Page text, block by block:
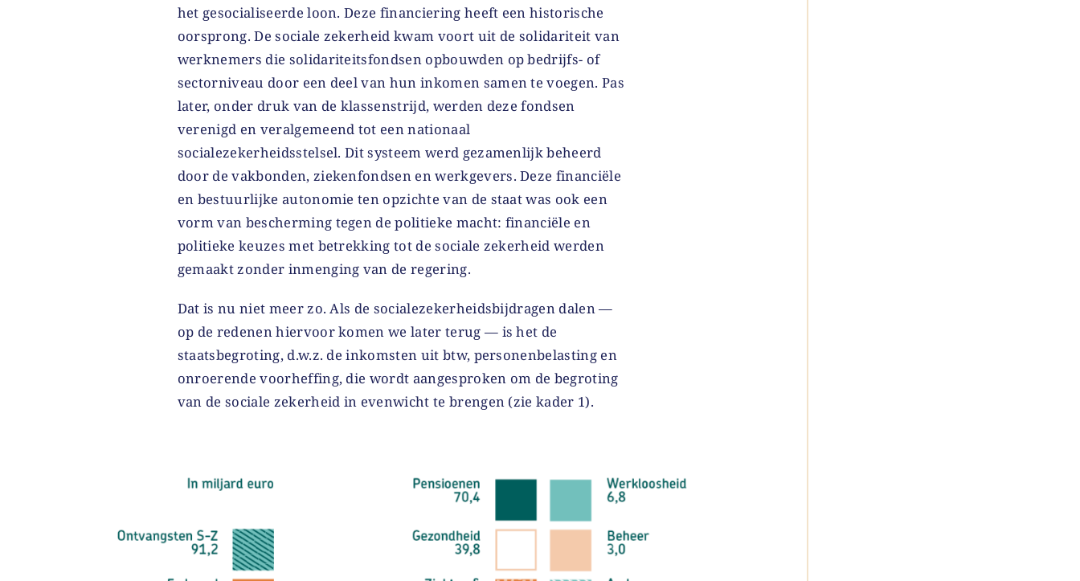
het gesocialiseerde loon. Deze financiering heeft een historische
oorsprong. De sociale zekerheid kwam voort uit de solidariteit van
werknemers die solidariteitsfondsen opbouwden op bedrijfs- of
sectorniveau door een deel van hun inkomen samen te voegen. Pas
later, onder druk van de klassenstrijd, werden deze fondsen
verenigd en veralgemeend tot een nationaal
socialezekerheidsstelsel. Dit systeem werd gezamenlijk beheerd
door de vakbonden, ziekenfondsen en werkgevers. Deze financiële
en bestuurlijke autonomie ten opzichte van de staat was ook een
vorm van bescherming tegen de politieke macht: financiële en
politieke keuzes met betrekking tot de sociale zekerheid werden
gemaakt zonder inmenging van de regering.
Dat is nu niet meer zo. Als de socialezekerheidsbijdragen dalen —
op de redenen hiervoor komen we later terug — is het de
staatsbegroting, d.w.z. de inkomsten uit btw, personenbelasting en
onroerende voorheffing, die wordt aangesproken om de begroting
van de sociale zekerheid in evenwicht te brengen (zie kader 1).